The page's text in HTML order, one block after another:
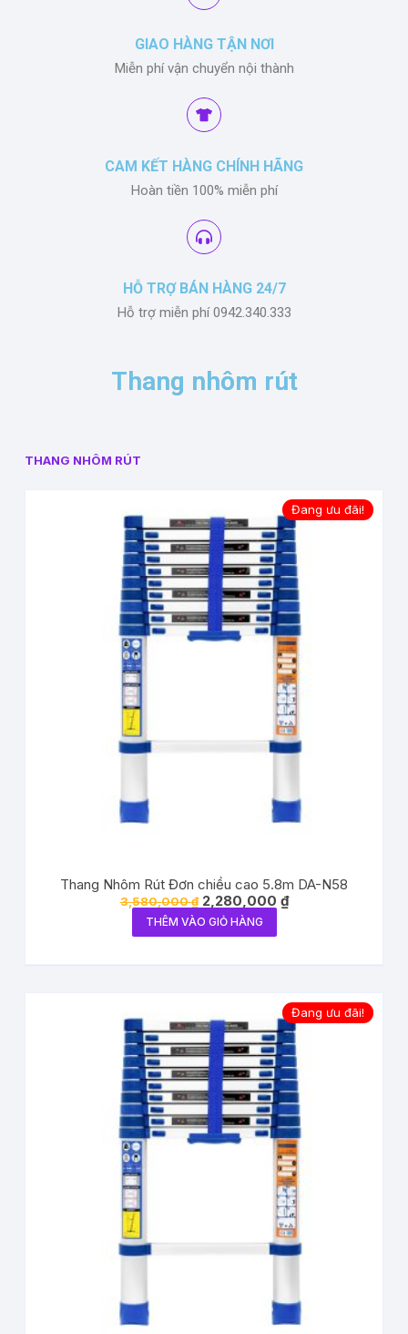
GIAO HÀNG TẬN NƠI
Miễn phí vận chuyển nội thành
CAM KẾT HÀNG CHÍNH HÃNG
Hoàn tiền 100% miễn phí
HỖ TRỢ BÁN HÀNG 24/7
Hỗ trợ miễn phí 0942.340.333
Thang nhôm rút
THANG NHÔM RÚT
Đang ưu đãi!
Thang Nhôm Rút Đơn chiều cao 5.8m DA-N58
3,580,000₫ 2,280,000 ₫
THÊM VÀO GIỎ HÀNG
Đang ưu đãi!